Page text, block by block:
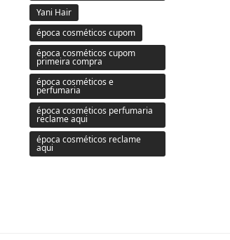
Yani Hair
época cosméticos cupom
época cosméticos cupom
primeira compra
época cosméticos e
perfumaria
época cosméticos perfumaria
reclame aqui
época cosméticos reclame
aqui